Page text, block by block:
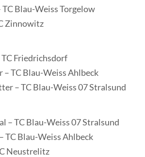
Blau-Weiss Torgelow
Zinnowitz
Friedrichsdorf
– TC Blau-Weiss Ahlbeck
– TC Blau-Weiss 07 Stralsund
– TC Blau-Weiss 07 Stralsund
TC Blau-Weiss Ahlbeck
Neustrelitz